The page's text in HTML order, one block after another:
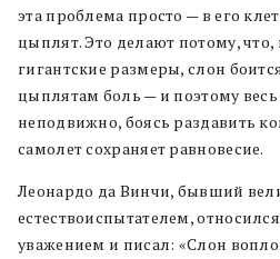
эта проблема просто — в его
цыплят. Это делают потому, что,
гигантские размеры, слон
цыплятам боль — и поэтому
неподвижно, боясь раздавить
самолет сохраняет равновесие.
Леонардо да Винчи, бывший
естествоиспытателем,
уважением и писал: «Слон